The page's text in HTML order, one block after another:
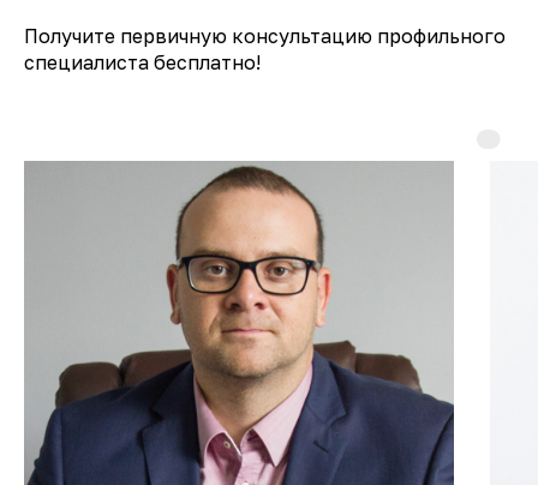
Получите первичную консультацию профильного
специалиста бесплатно!